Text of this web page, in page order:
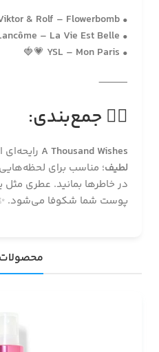
•
& Rolf – Flowerbomb
•
– La Vie Est Belle
•
YSL – Mon Paris
💗🍓
⸻
🧚‍♀️ جمع‌بندی:
A Thousand Wishes
لطیف؛ مناسب برای
در خاطرها بمانید. عطری
پوست شما شکوفا می‌شود.